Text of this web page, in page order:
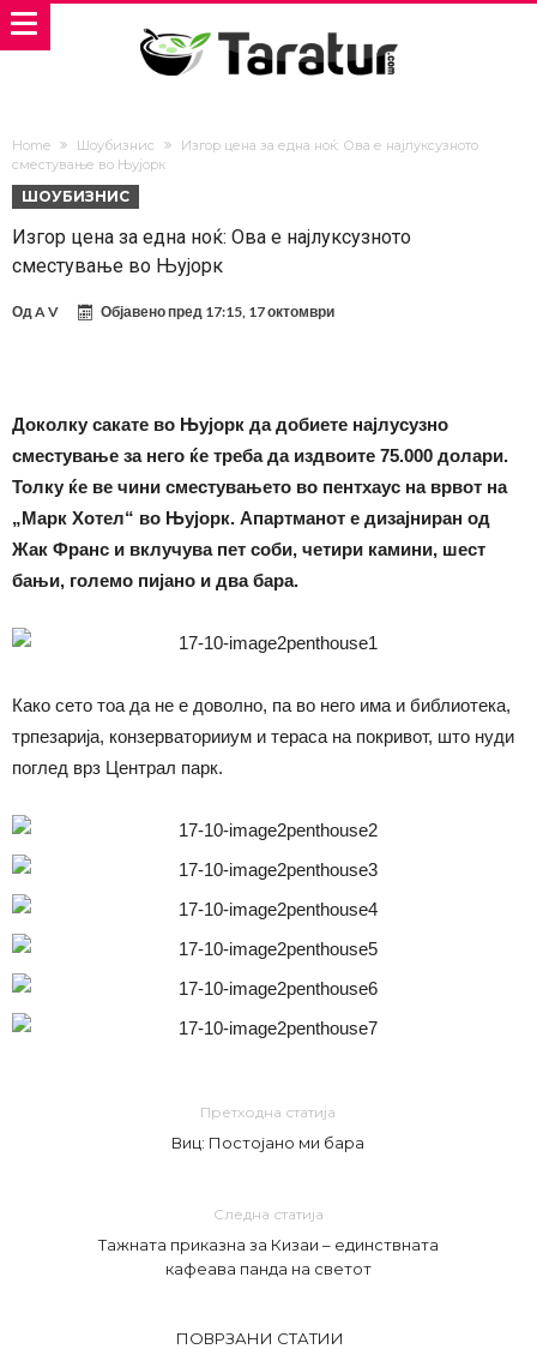
Home Шоубизнис
Изгор цена за една ноќ: Ова е најлуксузното
сместување во Њујорк
ШОУБИЗНИС
Изгор цена за една ноќ: Ова е најлуксузното
сместување во Њујорк
ОдA V Објавено пред 17:15, 17 октомври
Доколку сакате во Њујорк да добиете најлусузно
сместување за него ќе треба да издвоите 75.000 долари.
Толку ќе ве чини сместувањето во пентхаус на врвот на
„Марк Хотел“ во Њујорк. Апартманот е дизајниран од
Жак Франс и вклучува пет соби, четири камини, шест
бањи, големо пијано и два бара.
Како сето тоа да не е доволно, па во него има и библиотека,
трпезарија, конзерваторииум и тераса на покривот, што нуди
поглед врз Централ парк.
Претходна статија
Виц: Постојано ми бара
Следна статија
Тажната приказна за Кизаи – единствната
кафеава панда на светот
ПОВРЗАНИ СТАТИИ